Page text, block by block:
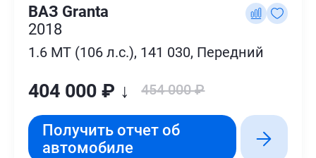
ВАЗ Granta
2018
1.6 MT (106 л.с.), 141 030, Передний
404 000 ₽ ↓ 454 000 ₽
Получить отчет об
автомобиле